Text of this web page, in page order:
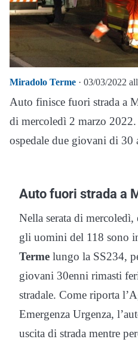
Miradolo Terme · 03/03/2022
Auto finisce fuori strada a
di mercoledì 2 marzo
ospedale due giovani di 30
Auto fuori strada a
Nella serata di mercoledì,
gli uomini del 118 sono
Terme lungo la SS234,
giovani 30enni rimasti
stradale. Come riporta
Emergenza Urgenza,
uscita di strada mentre